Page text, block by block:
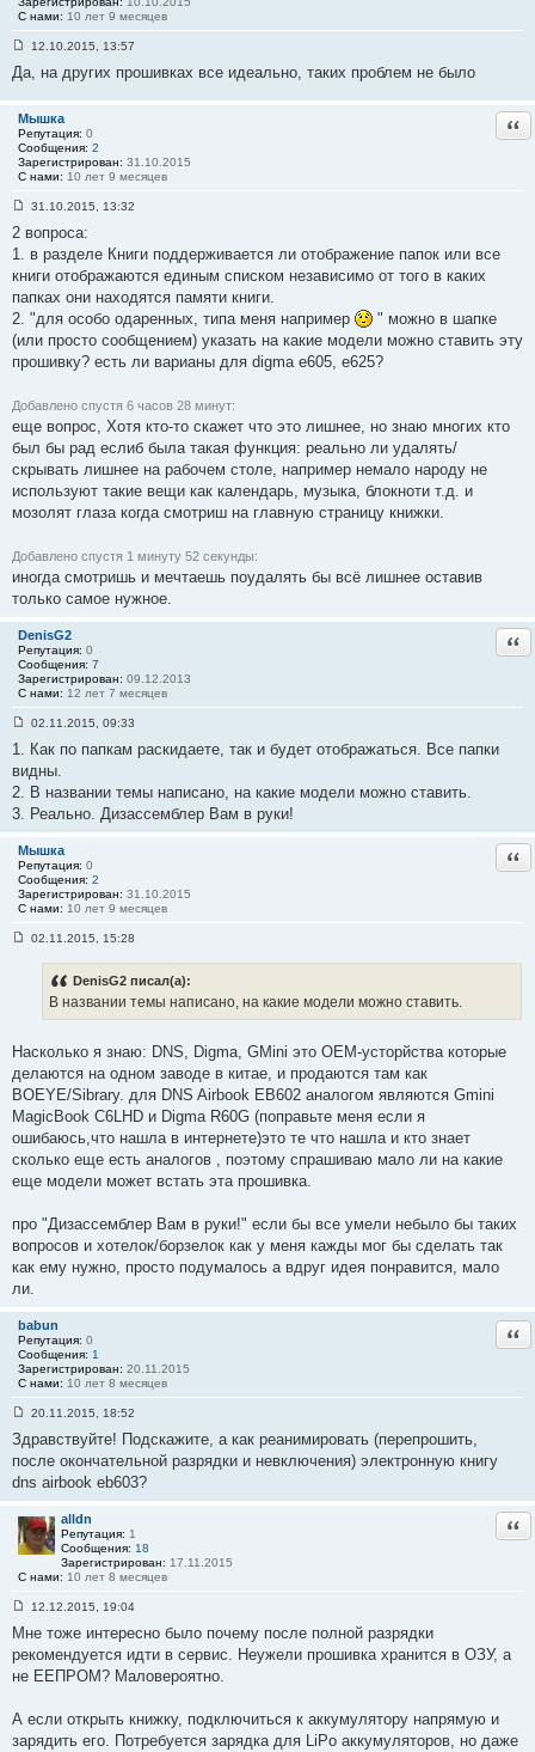
С нами: 10 лет 9 месяцев
о
б
щ
е
н
и
е
4
12.10.2015, 13:57
Да, на других прошивках все идеально, таких проблем не было
Мышка
Репутация: 0
Сообщения: 2
Зарегистрирован: 31.10.2015
С нами: 10 лет 9 месяцев
о
б
щ
н
и
#
4
31.10.2015, 13:32
2 вопроса:
1. в разделе Книги поддерживается ли отображение папок или все
книги отображаются единым списком независимо от того в каких
папках они находятся памяти книги.
2. "для особо одаренных, типа меня например
" можно в шапке
(или просто сообщением) указать на какие модели можно ставить эту
прошивку? есть ли варианы для digma e605, e625?
Добавлено спустя 6 часов 28 минут:
еще вопрос, Хотя кто-то скажет что это лишнее, но знаю многих кто
был бы рад еслиб была такая функция: реально ли удалять/
скрывать лишнее на рабочем столе, например немало народу не
используют такие вещи как календарь, музыка, блокноти т.д. и
мозолят глаза когда смотриш на главную страницу книжки.
Добавлено спустя 1 минуту 52 секунды:
иногда смотришь и мечтаешь поудалять бы всё лишнее оставив
только самое нужное.
DenisG2
Репутация: 0
Сообщения: 7
Зарегистрирован: 09.12.2013
С нами: 12 лет 7 месяцев
б
щ
е
н
и
е
#
4
9
02.11.2015, 09:33
1. Как по папкам раскидаете, так и будет отображаться. Все папки
видны.
2. В названии темы написано, на какие модели можно ставить.
3. Реально. Дизассемблер Вам в руки!
Мышка
Репутация: 0
Сообщения: 2
Зарегистрирован: 31.10.2015
С нами: 10 лет 9 месяцев
и
#
5
02.11.2015, 15:28
DenisG2 писал(а):
В названии темы написано, на какие модели можно ставить.
Насколько я знаю: DNS, Digma, GMini это OEM-усторйства которые
делаются на одном заводе в китае, и продаются там как
BOEYE/Sibrary. для DNS Airbook EB602 аналогом являются Gmini
MagicBook C6LHD и Digma R60G (поправьте меня если я
ошибаюсь,что нашла в интернете)это те что нашла и кто знает
сколько еще есть аналогов , поэтому спрашиваю мало ли на какие
еще модели может встать эта прошивка.
про "Дизассемблер Вам в руки!" если бы все умели небыло бы таких
вопросов и хотелок/борзелок как у меня кажды мог бы сделать так
как ему нужно, просто подумалось а вдруг идея понравится, мало
ли.
babun
Репутация: 0
Сообщения: 1
Зарегистрирован: 20.11.2015
С нами: 10 лет 8 месяцев
о
о
б
щ
и
е
#
1
20.11.2015, 18:52
Здравствуйте! Подскажите, а как реанимировать (перепрошить,
после окончательной разрядки и невключения) электронную книгу
dns airbook eb603?
alldn
Репутация: 1
Сообщения: 18
Зарегистрирован: 17.11.2015
С нами: 10 лет 8 месяцев
о
б
щ
и
#
12.12.2015, 19:04
Мне тоже интересно было почему после полной разрядки
рекомендуется идти в сервис. Неужели прошивка хранится в ОЗУ, а
не ЕЕПРОМ? Маловероятно.
А если открыть книжку, подключиться к аккумулятору напрямую и
зарядить его. Потребуется зарядка для LiPo аккумуляторов, но даже